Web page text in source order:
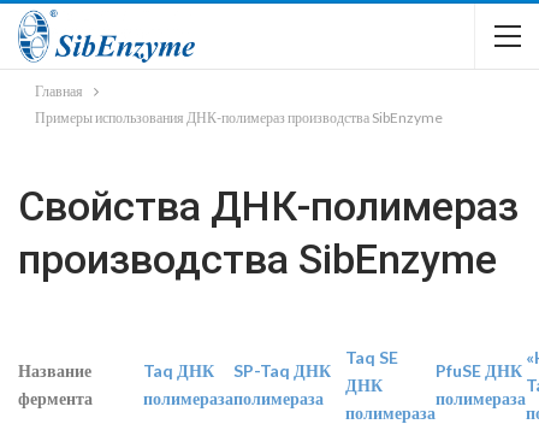
Главная
Примеры использования ДНК-полимераз производства SibEnzyme
Свойства ДНК-полимераз
производства SibEnzyme
Название
фермента
Taq ДНК
полимераза
SP-Taq ДНК
полимераза
Taq SE
ДНК
полимераза
PfuSE ДНК
полимераза